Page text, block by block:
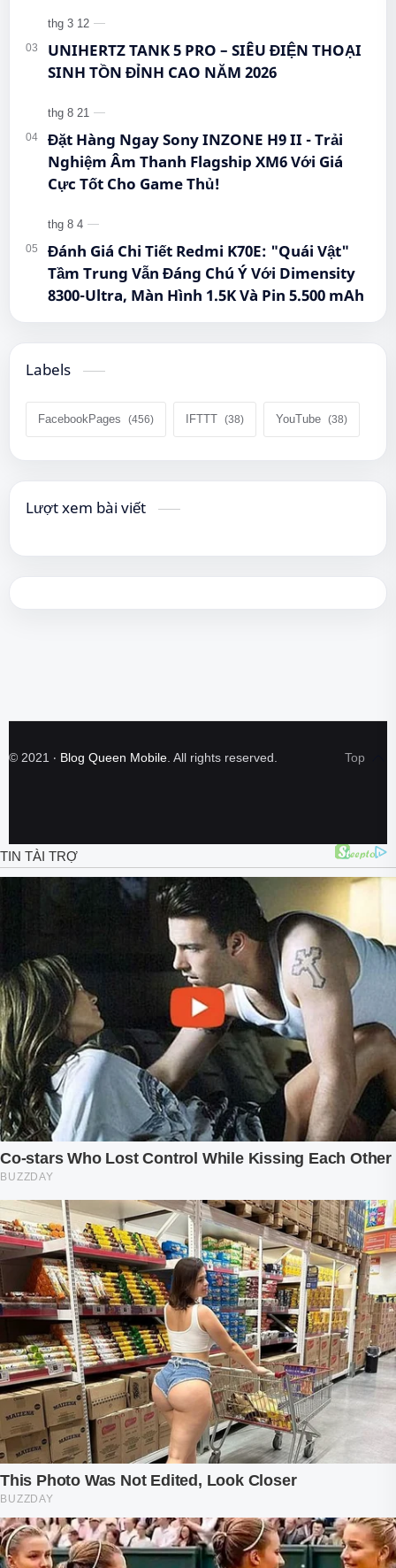
UNIHERTZ TANK 5 PRO – SIÊU ĐIỆN THOẠI
SINH TỒN ĐỈNH CAO NĂM 2026
Đặt Hàng Ngay Sony INZONE H9 II - Trải
Nghiệm Âm Thanh Flagship XM6 Với Giá
Cực Tốt Cho Game Thủ!
Đánh Giá Chi Tiết Redmi K70E: "Quái Vật"
Tầm Trung Vẫn Đáng Chú Ý Với Dimensity
8300-Ultra, Màn Hình 1.5K Và Pin 5.500 mAh
Labels
FacebookPages IFTTT YouTube
Lượt xem bài viết
© 2021 ‧ Blog Queen Mobile. All rights reserved.